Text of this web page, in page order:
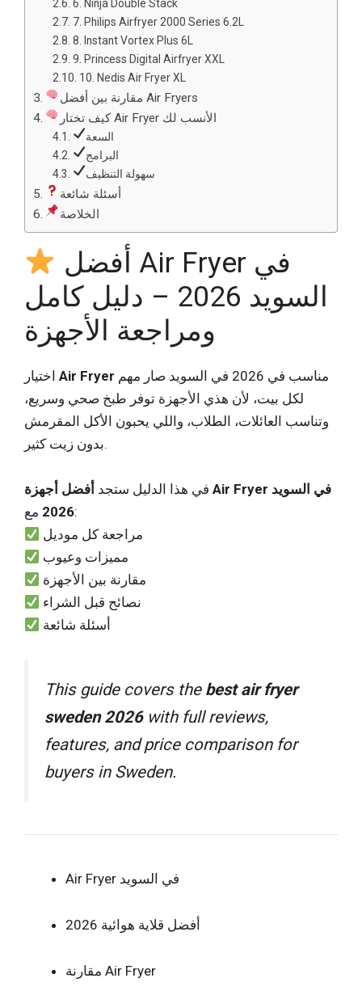
6. Ninja Double Stack
7. Philips Airfryer 2000 Series 6.2L
8. Instant Vortex Plus 6L
9. Princess Digital Airfryer XXL
10. Nedis Air Fryer XL
مقارنة بين أفضل Air Fryers
كيف تختار Air Fryer الأنسب لك
السعة
البرامج
سهولة التنظيف
أسئلة شائعة
الخلاصة
السويد 2026 – دليل كامل
ومراجعة الأجهزة
Air Fryer
لكل بيت، لأن هذي الأجهزة توفر طبخ صحي وسريع،
وتناسب العائلات، الطلاب، واللي يحبون الأكل المقرمش
بدون زيت كثير.
في هذا الدليل ستجد أفضل أجهزة Air Fryer في السويد
2026مع:
مراجعة كل موديل
مميزات وعيوب
مقارنة بين الأجهزة
نصائح قبل الشراء
أسئلة شائعة
This guide covers the best air fryer
sweden 2026with full reviews,
features, and price comparison for
buyers in Sweden.
Air Fryer في السويد
أفضل قلاية هوائية 2026
مقارنة Air Fryer